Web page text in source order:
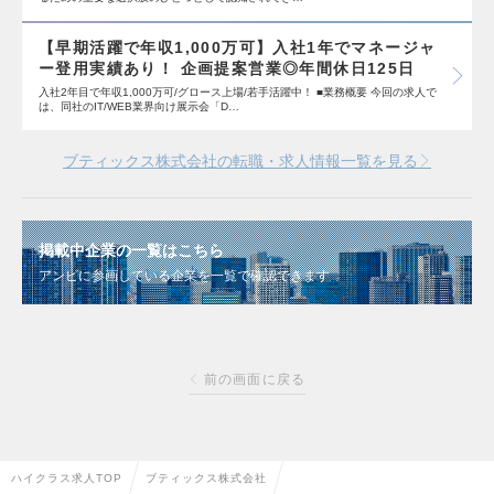
【早期活躍で年収1,000万可】入社1年でマネージャ
ー登用実績あり！ 企画提案営業◎年間休日125日
入社2年目で年収1,000万可/グロース上場/若手活躍中！ ■業務概要 今回の求人で
は、同社のIT/WEB業界向け展示会「D…
ブティックス株式会社の転職・求人情報一覧を見る
掲載中企業の一覧はこちら
アンビに参画している企業を一覧で確認できます
前の画面に戻る
ハイクラス求人TOP ブティックス株式会社